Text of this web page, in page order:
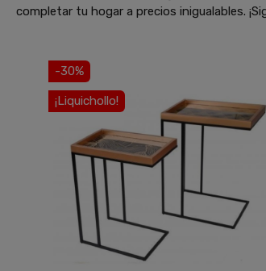
completar tu hogar a precios inigualables.
-30%
¡Liquichollo!